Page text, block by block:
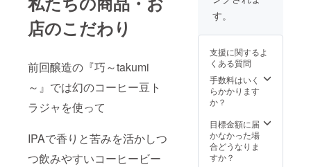
店のこだわり
前回醸造の『巧～takumi
～』では幻のコーヒー豆ト
ラジャを使って
IPAで香りと苦みを活かしつ
つ飲みやすいコーヒービー
サイズ
はLサイ
ズもご
用意し
ており
ますの
方は
メッ
セージ
オリジ
レタン
マスク1
枚 オ
リジナ
ルマス
ス1点
オリジ
ナル栓
抜き1点
ラー
ヒー1
パッ
ク オ
リジナ
ルド
コー
ヒー1
パッ
ク オ
す。
支援に関するよ
くある質問
手数料はいく
らかかります
か？
目標金額に届
かなかった場
合どうなりま
すか？